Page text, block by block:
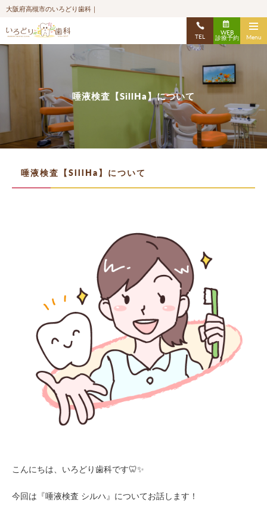
大阪府高槻市のいろどり歯科｜
TEL
WEB
診療予約 Menu
唾液検査【SillHa】について
唾液検査【SillHa】について
こんにちは、いろどり歯科です🦷✨
今回は『唾液検査 シルハ』についてお話します！